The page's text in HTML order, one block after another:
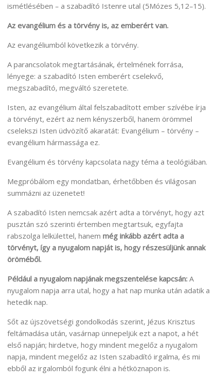
ismétlésében – a szabadító Istenre utal (5Mózes 5,12–15).
Az evangélium és a törvény is, az emberért van.
Az evangéliumból következik a törvény.
A parancsolatok megtartásának, értelmének forrása,
lényege: a szabadító Isten emberért cselekvő,
megszabadító, megváltó szeretete.
Isten, az evangélium által felszabadított ember szívébe írja
a törvényt, ezért az nem kényszerből, hanem örömmel
cselekszi Isten üdvözítő akaratát: Evangélium – törvény –
evangélium hármassága ez.
Evangélium és törvény kapcsolata nagy téma a teológiában.
Megpróbálom egy mondatban, érhetőbben és világosan
summázni az üzenetet!
A szabadító Isten nemcsak azért adta a törvényt, hogy azt
pusztán szó szerinti értemben megtartsuk, egyfajta
rabszolga lelkülettel, hanem még inkább azért adta a
törvényt, így a nyugalom napját is, hogy részesüljünk annak
öröméből.
Például a nyugalom napjának megszentelése kapcsán: A
nyugalom napja arra utal, hogy a hat nap munka után adatik a
hetedik nap.
Sőt az újszövetségi gondolkodás szerint, Jézus Krisztus
feltámadása után, vasárnap ünnepeljük ezt a napot, a hét
első napján; hirdetve, hogy mindent megelőz a nyugalom
napja, mindent megelőz az Isten szabadító irgalma, és mi
ebből az irgalomból fogunk élni a hétköznapon is.